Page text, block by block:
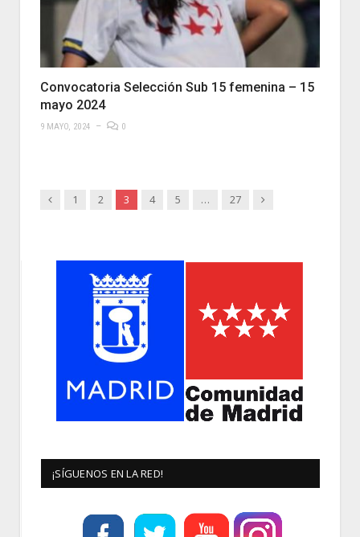
Convocatoria Selección Sub 15 femenina – 15
mayo 2024
9 MAYO, 2024 0
Anterior
1 2 3 4 5 … 27 Siguiente
¡SÍGUENOS EN LA RED!